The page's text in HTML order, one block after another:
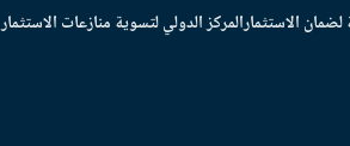
لضمان الاستثمارالمركز الدولي لتسوية منازعات الاستثمار